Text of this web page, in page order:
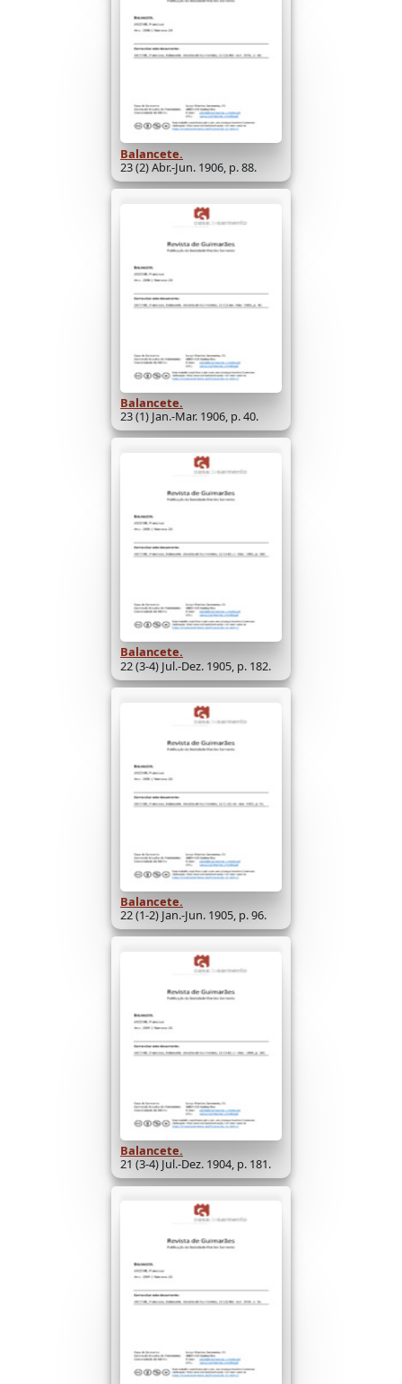
Balancete.
23 (2) Abr.-Jun. 1906, p. 88.
Balancete.
23 (1) Jan.-Mar. 1906, p. 40.
Balancete.
22 (3-4) Jul.-Dez. 1905, p. 182.
Balancete.
22 (1-2) Jan.-Jun. 1905, p. 96.
Balancete.
21 (3-4) Jul.-Dez. 1904, p. 181.